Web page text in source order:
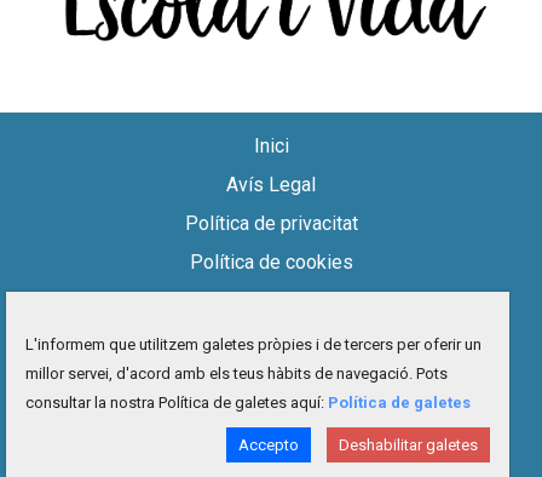
Inici
Avís Legal
Política de privacitat
Política de cookies
Mapa del lloc
Contacte
facebook
twitterinstagram
youtube
L'informem que utilitzem galetes pròpies i de tercers per oferir un
millor servei, d'acord amb els teus hàbits de navegació. Pots
consultar la nostra Política de galetes aquí: Política de galetes
Accepto Deshabilitar galetes